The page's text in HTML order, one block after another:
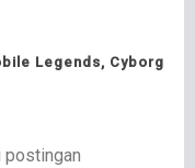
Legends, Cyborg
postingan